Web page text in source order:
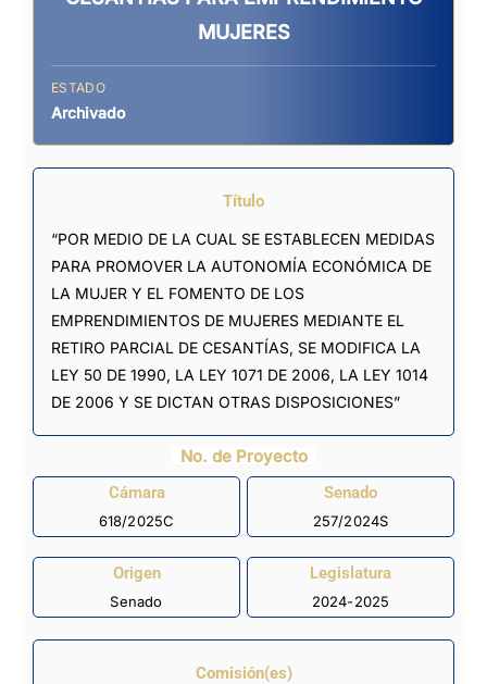
MUJERES
ESTADO
Archivado
Título
“POR MEDIO DE LA CUAL SE ESTABLECEN MEDIDAS
PARA PROMOVER LA AUTONOMÍA ECONÓMICA DE
LA MUJER Y EL FOMENTO DE LOS
EMPRENDIMIENTOS DE MUJERES MEDIANTE EL
RETIRO PARCIAL DE CESANTÍAS, SE MODIFICA LA
LEY 50 DE 1990, LA LEY 1071 DE 2006, LA LEY 1014
DE 2006 Y SE DICTAN OTRAS DISPOSICIONES”
No. de Proyecto
Cámara
618/2025C
Senado
257/2024S
Origen
Senado
Legislatura
2024-2025
Comisión(es)